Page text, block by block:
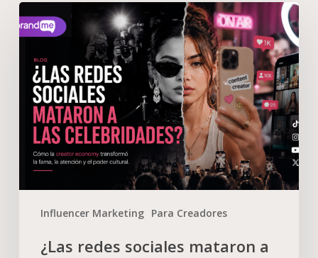
Influencer Marketing Para Creadores
¿Las redes sociales mataron a